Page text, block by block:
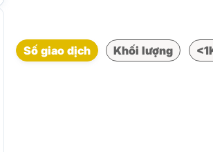
Số giao dịch
Khối lượng